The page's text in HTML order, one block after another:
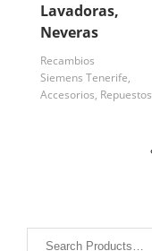
Lavadoras,
Neveras
Recambios
Siemens Tenerife,
Accesorios, Repuestos